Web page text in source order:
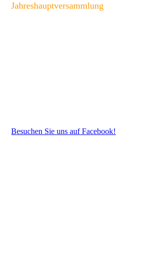
Jahreshauptversammlung
Besuchen Sie uns auf Facebook!